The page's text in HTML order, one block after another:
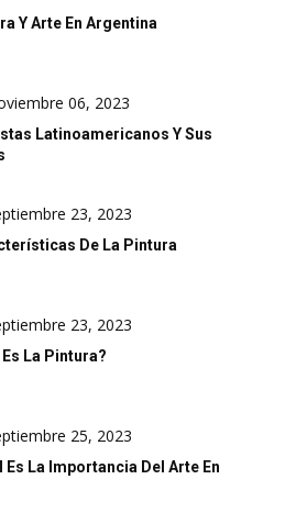
Y Arte En Argentina
06, 2023
Latinoamericanos Y Sus
23, 2023
De La Pintura
23, 2023
Es La Pintura?
25, 2023
Es La Importancia Del Arte En